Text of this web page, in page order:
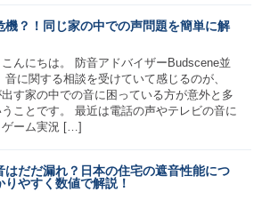
機？！同じ家の中での声問題を簡単に解
んにちは。 防音アドバイザーBudscene並
音に関する相談を受けていて感じるのが、
出す家の中での音に困っている方が意外と多
ことです。 最近は電話の声やテレビの音に
ゲーム実況 […]
はだだ漏れ？日本の住宅の遮音性能につ
りやすく数値で解説！